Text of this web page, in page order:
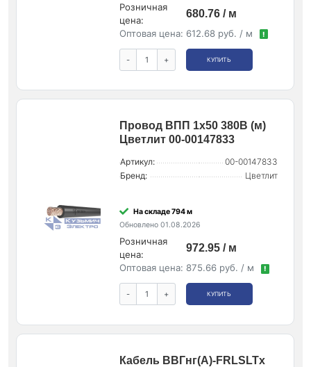
Розничная
цена:
680.76 / м
Оптовая цена: 612.68 руб. / м !
- + КУПИТЬ
Провод ВПП 1х50 380В (м)
Цветлит 00-00147833
Артикул:
00-00147833
Бренд:
Цветлит
На складе 794 м
Обновлено 01.08.2026
Розничная
цена:
972.95 / м
Оптовая цена: 875.66 руб. / м !
- + КУПИТЬ
Кабель ВВГнг(А)-FRLSLTx